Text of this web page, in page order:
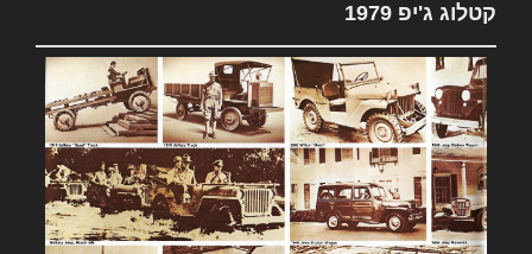
קטלוג ג'יפ 1979